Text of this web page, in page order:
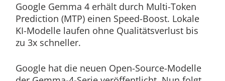
Google Gemma 4 erhält durch Multi-Token
Prediction (MTP) einen Speed-Boost. Lokale
KI-Modelle laufen ohne Qualitätsverlust bis
zu 3x schneller.
Google hat die neuen Open-Source-Modelle